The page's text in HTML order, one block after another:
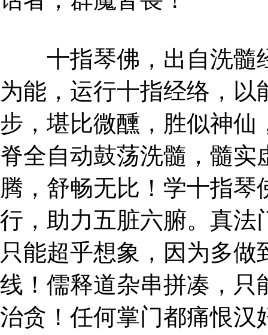
十指琴佛，出自洗髓
为能，运行十指经络，
步，堪比微醺，胜似神仙
脊全自动鼓荡洗髓，髓实
腾，舒畅无比！学十指
行，助力五脏六腑。真法
只能超乎想象，因为多
线！儒释道杂串拼凑，只
治贪！任何掌门都痛恨汉